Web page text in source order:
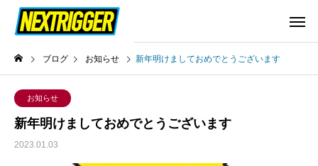
ブログ お知らせ 新年明けましておめでとうございます
お知らせ
新年明けましておめでとうございます
2023.01.03